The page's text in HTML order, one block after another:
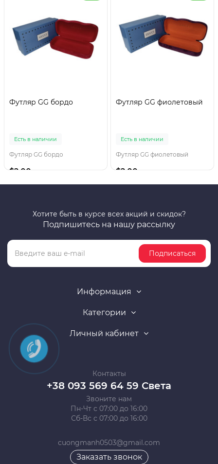
Футляр GG бордо
Есть в наличии
Футляр GG бордо
$2.00
Футляр GG фиолетовый
Есть в наличии
Футляр GG фиолетовый
$2.00
Хотите быть в курсе всех акций и скидок?
Подпишитесь на нашу рассылку
Подписаться
Информация
Категории
Личный кабинет
Контакты
+38 093 569 64 59 Света
Звоните нам
Пн-Чт с 07:00 до 16:00
Сб-Вс с 07:00 до 16:00
cuongmanh0503@gmail.com
Заказать звонок